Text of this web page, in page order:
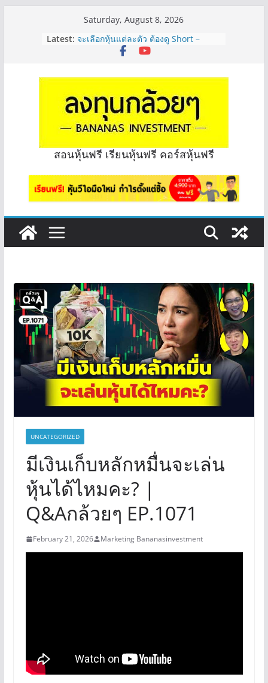
Saturday, August 8, 2026
Latest: จะเลือกหุ้นแต่ละตัว ต้องดู Short –
Long ของหุ้นตัวนั้นๆไหมคะ? | Q&A
Hot Topic! อัปเดทงบ สื่อสาร, ค้าปลีก
ตัวไหนเหมาะถือเอาปันผล? | Hot Topic
EP.41
หุ้นซอสภูเขาทอง Sauce เหมาะถือเป็น
หุ้นปันผลไหม? | Q&A กล้วยๆ EP.1166
OSP vs CBG vs ICHI ควร DCA ตัวไหน
ดี? | Q&A กล้วยๆ EP.1165
รีวิวงบกลุ่ม Bank หุ้นไหนเหมาะถือเอา
สอนหุ้นฟรี เรียนหุ้นฟรี คอร์สหุ้นฟรี
UNCATEGORIZED
มีเงินเก็บหลักหมื่นจะเล่น
หุ้นได้ไหมคะ? |
Q&Aกล้วยๆ EP.1071
February 21, 2026 Marketing Bananasinvestment